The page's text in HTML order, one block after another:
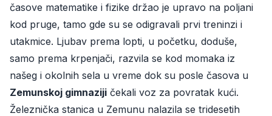
časove matematike i fizike držao je upravo na poljani
kod pruge, tamo gde su se odigravali prvi treninzi i
utakmice. Ljubav prema lopti, u početku, doduše,
samo prema krpenjači, razvila se kod momaka iz
našeg i okolnih sela u vreme dok su posle časova u
Zemunskoj gimnaziji čekali voz za povratak kući.
Železnička stanica u Zemunu nalazila se tridesetih